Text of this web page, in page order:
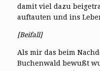
damit viel dazu
auftauten und ins
[Beifall]
Als mir das beim
Buchenwald bewußt